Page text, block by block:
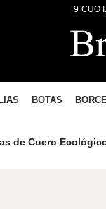
9
BOTAS
de Cuero